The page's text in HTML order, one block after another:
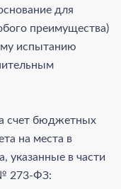
для
преимущества)
испытанию
счет бюджетных
на места в
указанные в части
№ 273-ФЗ: